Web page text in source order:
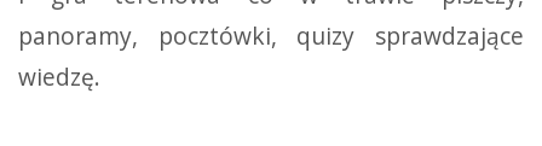
panoramy, pocztówki, quizy sprawdzające
wiedzę.